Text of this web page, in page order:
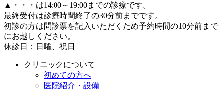
▲
・・・は14:00～19:00までの診療です。
最終受付は診療時間終了の30分前までです。
初診の方は問診票を記入いただくため予約時間の10分前まで
にお越しください。
休診日：日曜、祝日
クリニックについて
初めての方へ
医院紹介・設備